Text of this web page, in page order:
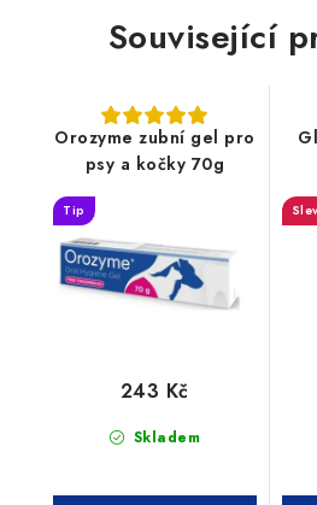
Související
Orozyme zubní gel pro
psy a kočky 70g
Tip
Skladem
243 Kč